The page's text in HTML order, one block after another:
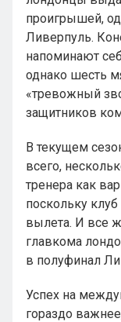
проигрышей,
Ливерпуль.
напоминают
однако шесть
«тревожный
защитников
В текущем
всего,
тренера как
поскольку
вылета. И все
главкома
в полуфинал
Успех на
гораздо